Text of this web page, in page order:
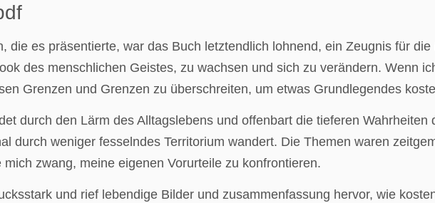
die es präsentierte, war das Buch letztendlich lohnend, ein Zeugnis für
des menschlichen Geistes, zu wachsen und sich zu verändern. Wenn
Grenzen und Grenzen zu überschreiten, um etwas Grundlegendes
durch den Lärm des Alltagslebens und offenbart die tieferen Wahrheiten
durch weniger fesselndes Territorium wandert. Die Themen waren
zwang, meine eigenen Vorurteile zu konfrontieren.
und rief lebendige Bilder und zusammenfassung hervor, wie